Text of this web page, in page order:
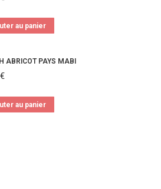
au panier
ABRICOT PAYS MABI
€
au panier